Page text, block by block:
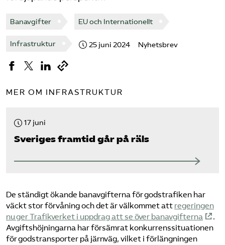
Banavgifter EU och Internationellt
Infrastruktur 25 juni 2024 Nyhetsbrev
MER OM INFRASTRUKTUR
17 juni
Sveriges framtid går på räls
De ständigt ökande banavgifterna för godstrafiken har
väckt stor förvåning och det är välkommet att regeringen
nu ger Trafikverket i uppdrag att se över banavgifterna
.
Avgiftshöjningarna har försämrat konkurrenssituationen
för godstransporter på järnväg, vilket i förlängningen